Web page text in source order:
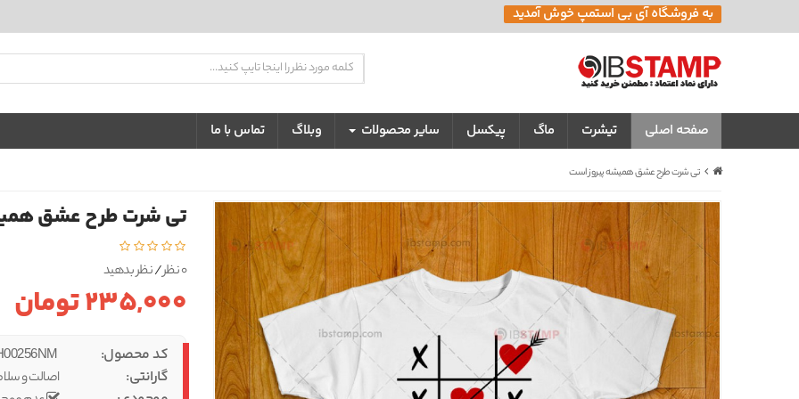
به فروشگاه آی بی استمپ خوش آمدید
صفحه اصلی تیشرت ماگ پیکسل سایر محصولات وبلاگ تماس با ما
تی شرت طرح عشق همیشه پیروز است
تی شرت طرح عشق
0 نظر /نظر بدهید
235,000 تومان
کد محصول:
گارانتی: اصالت و